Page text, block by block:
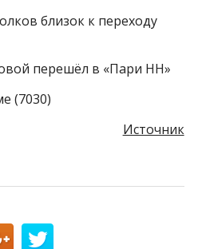
близок к переходу
перешёл в «Пари НН»
(7030)
Источник